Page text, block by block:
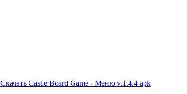
Скачать Castle Board Game - Меню v.1.4.4 apk